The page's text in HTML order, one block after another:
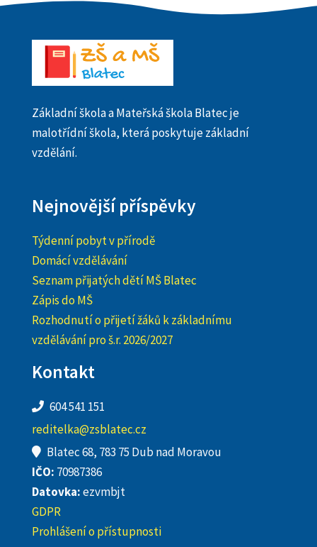
Základní škola a Mateřská škola Blatec je
malotřídní škola, která poskytuje základní
vzdělání.
Nejnovější příspěvky
Týdenní pobyt v přírodě
Domácí vzdělávání
Seznam přijatých dětí MŠ Blatec
Zápis do MŠ
Rozhodnutí o přijetí žáků k základnímu
vzdělávání pro š.r. 2026/2027
Kontakt
604 541 151
reditelka@zsblatec.cz
Blatec 68, 783 75 Dub nad Moravou
IČO: 70987386
Datovka:ezvmbjt
GDPR
Prohlášení o přístupnosti